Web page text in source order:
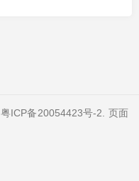
粤ICP备20054423号-2 . 页面